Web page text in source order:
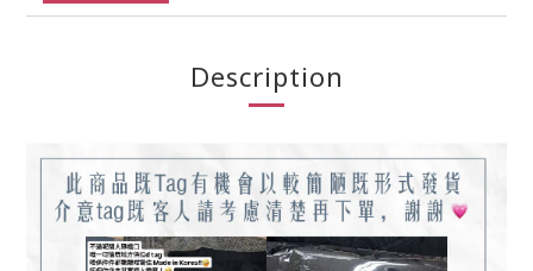
Description